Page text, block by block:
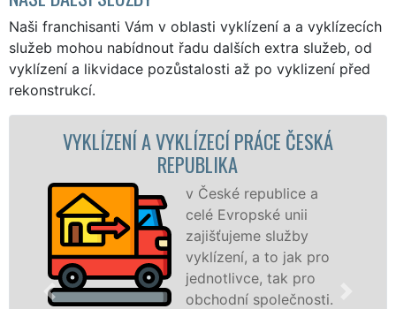
Naši franchisanti Vám v oblasti vyklízení a a vyklízecích
služeb mohou nabídnout řadu dalších extra služeb, od
vyklízení a likvidace pozůstalosti až po vyklizení před
rekonstrukcí.
PRÁCE ČESKÁ
v České republice a
celé Evropské unii
zajišťujeme služby
vyklízení, a to jak pro
jednotlivce, tak pro
obchodní společnosti.
VYKLÍZECÍ